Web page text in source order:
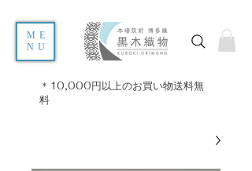
ME
NU
＊10,000円以上のお買い物送料無
料